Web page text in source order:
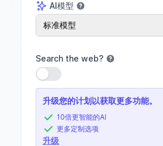
AI模型
AI模型
标准模型
Search the web?
使用设置
升级您的计划以获取更多功能。
10倍更智能的AI
更多定制选项
升级